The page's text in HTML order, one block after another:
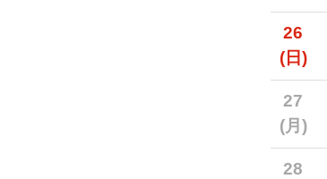
26
(日)
27
(月)
28